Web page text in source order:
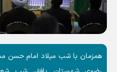
همزمان با شب ميلاد امام حسن